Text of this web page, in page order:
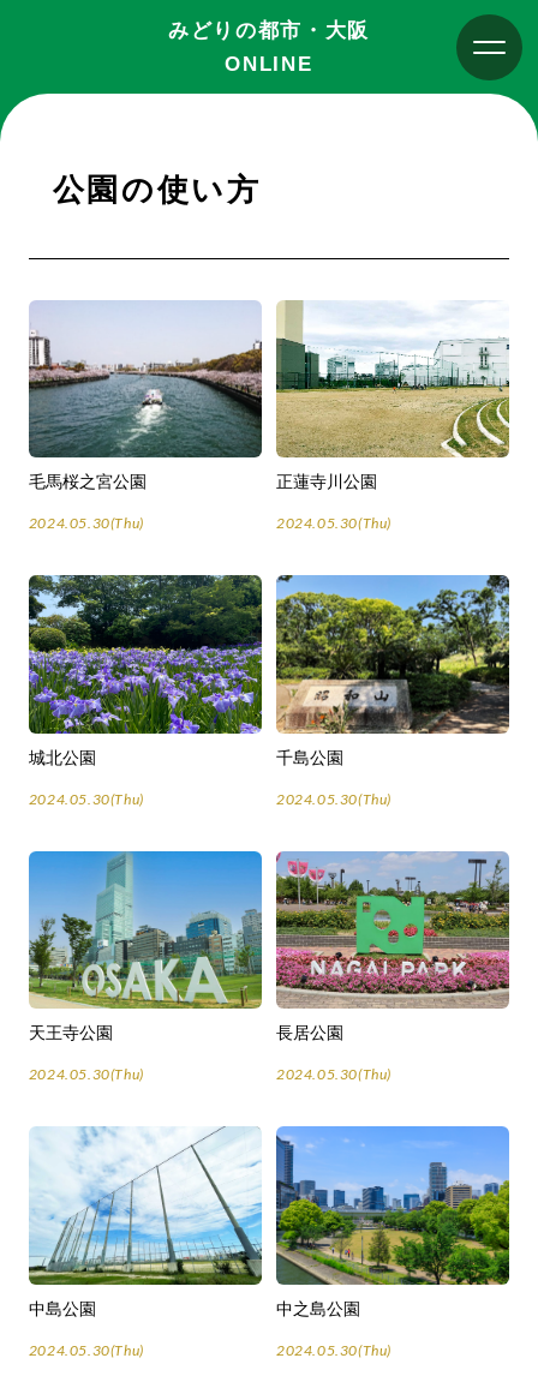
みどりの都市・大阪
ONLINE
公園の使い方
毛馬桜之宮公園
2024.05.30(Thu)
正蓮寺川公園
2024.05.30(Thu)
城北公園
2024.05.30(Thu)
千島公園
2024.05.30(Thu)
天王寺公園
2024.05.30(Thu)
長居公園
2024.05.30(Thu)
中島公園
2024.05.30(Thu)
中之島公園
2024.05.30(Thu)